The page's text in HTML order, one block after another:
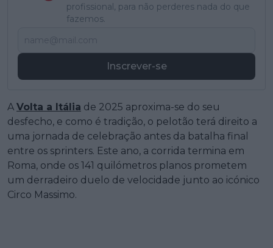
profissional, para não perderes nada do que
fazemos.
Inscrever-se
A Volta a Itália de 2025 aproxima-se do seu
desfecho, e como é tradição, o pelotão terá direito a
uma jornada de celebração antes da batalha final
entre os sprinters. Este ano, a corrida termina em
Roma, onde os 141 quilómetros planos prometem
um derradeiro duelo de velocidade junto ao icónico
Circo Massimo.